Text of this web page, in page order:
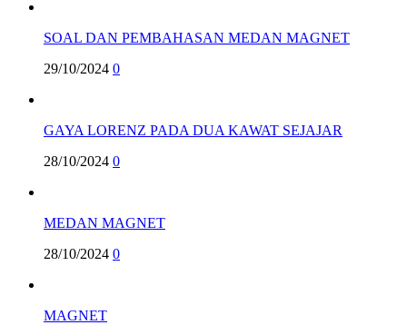
SOAL DAN PEMBAHASAN MEDAN MAGNET
29/10/2024 0
GAYA LORENZ PADA DUA KAWAT SEJAJAR
28/10/2024 0
MEDAN MAGNET
28/10/2024 0
MAGNET